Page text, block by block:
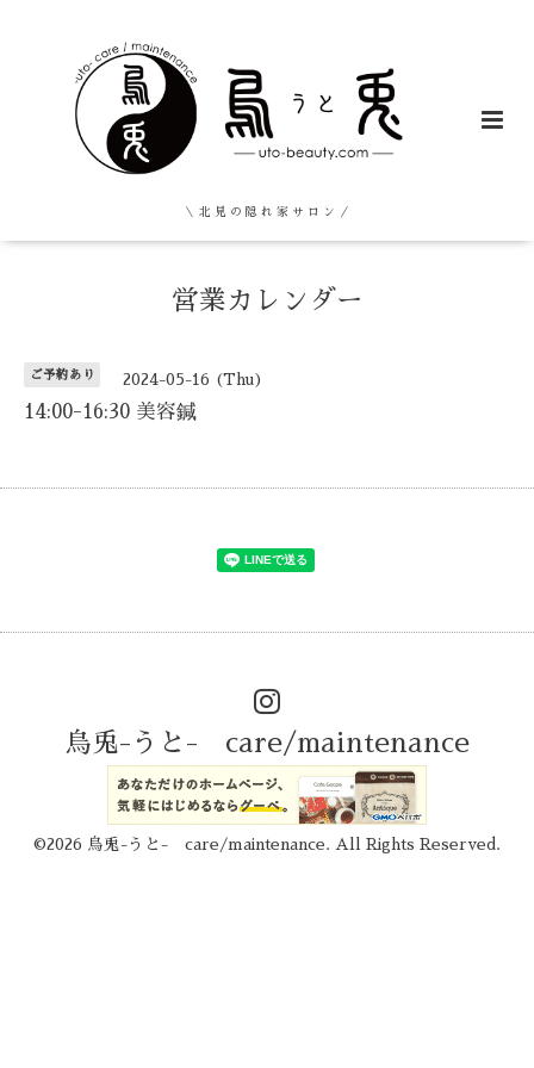
＼ 北 見 の 隠 れ 家 サ ロ ン ／
営業カレンダー
ご予約あり 2024-05-16 (Thu)
14:00-16:30 美容鍼
烏兎-うと- care/maintenance
©2026 烏兎-うと- care/maintenance . All Rights Reserved.